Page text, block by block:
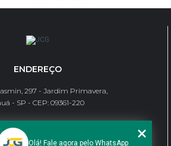
ENDEREÇO
297 - Jardim Primavera,
- SP - CEP: 09361-220
CONTATO
Olá! Fale agora pelo WhatsApp